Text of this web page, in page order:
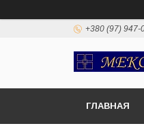
+380 (97) 947-
ГЛАВНАЯ